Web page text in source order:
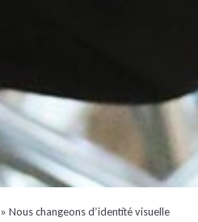
» Nous changeons d’identité visuelle